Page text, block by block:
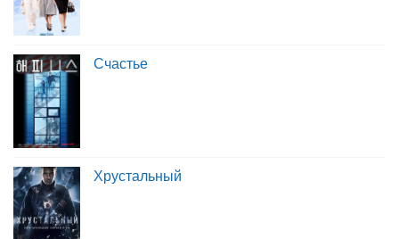
Счастье
Хрустальный